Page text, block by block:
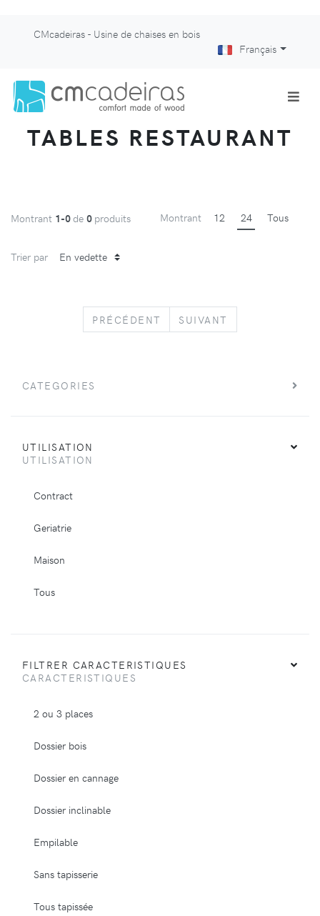
CMcadeiras - Usine de chaises en bois
Français
TABLES RESTAURANT
Montrant 1-0de 0 produits Montrant 12 24 Tous
Trier par
PRÉCÉDENT PREVIOUS
SUIVANT
CATEGORIES
UTILISATION
UTILISATION
Contract
Geriatrie
Maison
Tous
FILTRER CARACTERISTIQUES
CARACTERISTIQUES
2 ou 3 places
Dossier bois
Dossier en cannage
Dossier inclinable
Empilable
Sans tapisserie
Tous tapissée